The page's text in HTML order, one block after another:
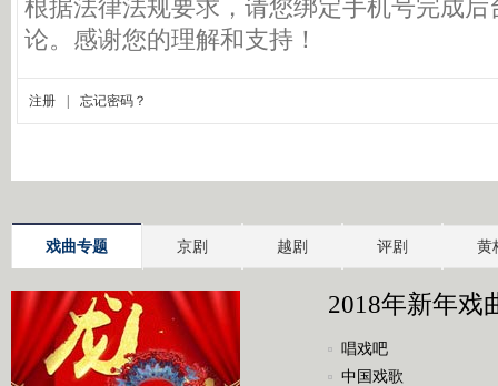
戏曲专题 京剧 越剧 评剧 黄
2018年新年戏
唱戏吧
中国戏歌